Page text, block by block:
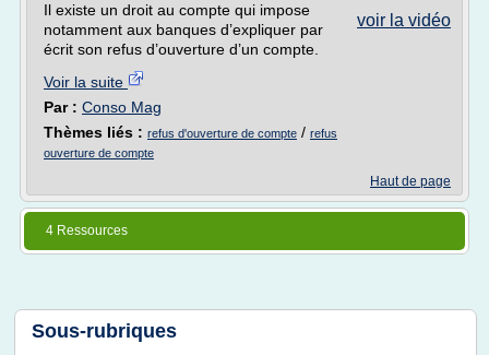
voir la vidéo
Il existe un droit au compte qui impose
notamment aux banques d’expliquer par
écrit son refus d’ouverture d’un compte.
Voir la suite
Par : Conso Mag
Thèmes liés : refus d'ouverture de compte / refus
ouverture de compte
Haut de page
4 Ressources
Sous-rubriques